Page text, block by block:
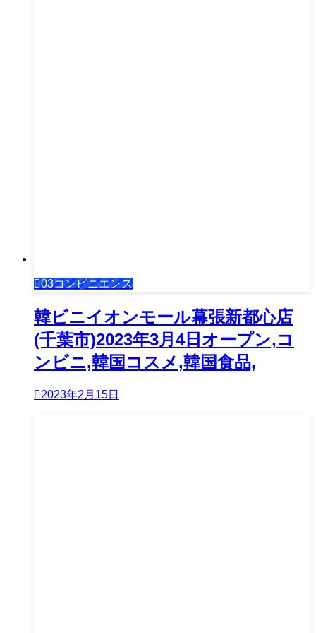
03コンビニエンス
韓ビニイオンモール幕張新都心店
(千葉市)2023年3月4日オープン,コ
ンビニ,韓国コスメ,韓国食品,
2023年2月15日